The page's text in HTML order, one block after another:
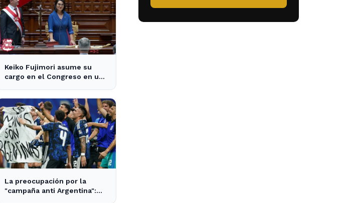
Keiko Fujimori asume su
cargo en el Congreso en un
La preocupación por la
"campaña anti Argentina":